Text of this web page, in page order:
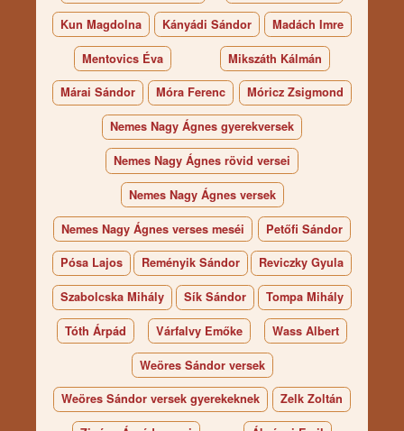
Kun Magdolna Kányádi Sándor Madách Imre
Mentovics Éva Mikszáth Kálmán
Márai Sándor Móra Ferenc Móricz Zsigmond
Nemes Nagy Ágnes gyerekversek
Nemes Nagy Ágnes rövid versei
Nemes Nagy Ágnes versek
Nemes Nagy Ágnes verses meséi Petőfi Sándor
Pósa Lajos Reményik Sándor Reviczky Gyula
Szabolcska Mihály Sík Sándor Tompa Mihály
Tóth Árpád Várfalvy Emőke Wass Albert
Weöres Sándor versek
Weöres Sándor versek gyerekeknek Zelk Zoltán